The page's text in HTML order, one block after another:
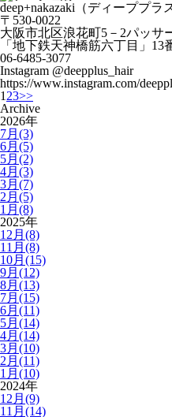
deep+nakazaki（ディーププラ
〒530-0022
大阪市北区浪花町5－2パッサ
「地下鉄天神橋筋六丁目」13
06-6485-3077
Instagram @deepplus_hair
https://www.instagram.com/
1 23>>
Archive
2026年
7月(3)
6月(5)
5月(2)
4月(3)
3月(7)
2月(5)
1月(8)
2025年
12月(8)
11月(8)
10月(15)
9月(12)
8月(13)
7月(15)
6月(11)
5月(14)
4月(14)
3月(10)
2月(11)
1月(10)
2024年
12月(9)
11月(14)